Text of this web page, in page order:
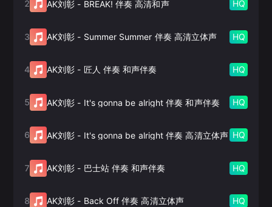
2 AK刘彰 - BREAK! 伴奏 高清和声 HQ
3 AK刘彰 - Summer Summer 伴奏 高清立体声 HQ
4 AK刘彰 - 匠人 伴奏 和声伴奏 HQ
5 AK刘彰 - It's gonna be alright 伴奏 和声伴奏 HQ
6 AK刘彰 - It's gonna be alright 伴奏 高清立体声 HQ
7 AK刘彰 - 巴士站 伴奏 和声伴奏 HQ
8 AK刘彰 - Back Off 伴奏 高清立体声 HQ